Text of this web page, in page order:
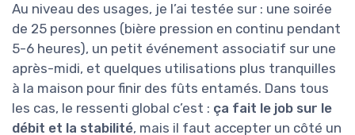
Au niveau des usages, je l’ai testée sur : une soirée
de 25 personnes (bière pression en continu pendant
5-6 heures), un petit événement associatif sur une
après-midi, et quelques utilisations plus tranquilles
à la maison pour finir des fûts entamés. Dans tous
les cas, le ressenti global c’est : ça fait le job sur le
débit et la stabilité, mais il faut accepter un côté un